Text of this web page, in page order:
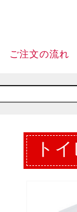
ご注文の流れ
ト